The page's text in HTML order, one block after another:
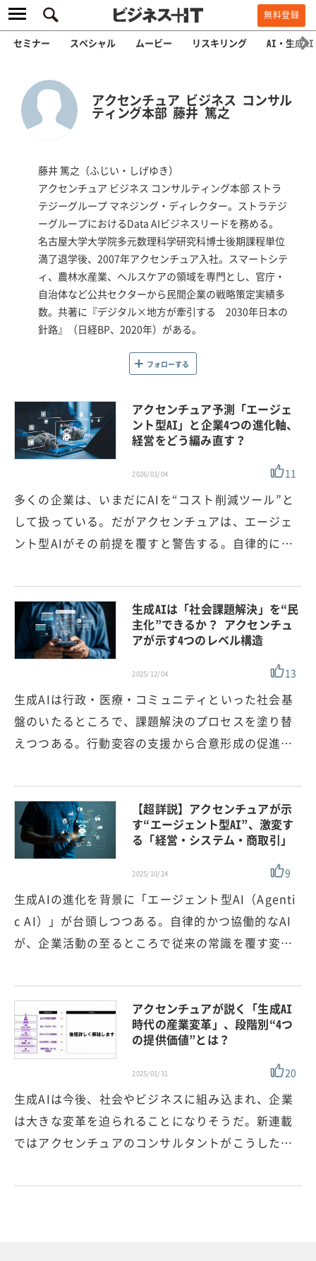
無料登録
セミナー スペシャル ムービー リスキリング AI・生成AI
アクセンチュア ビジネス コンサル
ティング本部 藤井 篤之
藤井 篤之（ふじい・しげゆき）
アクセンチュア ビジネス コンサルティング本部 ストラ
テジーグループ マネジング・ディレクター。ストラテジ
ーグループにおけるData AIビジネスリードを務める。
名古屋大学大学院多元数理科学研究科博士後期課程単位
満了退学後、2007年アクセンチュア入社。スマートシテ
ィ、農林水産業、ヘルスケアの領域を専門とし、官庁・
自治体など公共セクターから民間企業の戦略策定実績多
数。共著に『デジタル×地方が牽引する 2030年日本の
針路』（日経BP、2020年）がある。
フォローする
アクセンチュア予測「エージェ
ント型AI」と企業4つの進化軸、
経営をどう編み直す？
2026/03/04 11
多くの企業は、いまだにAIを“コスト削減ツール”と
して扱っている。だがアクセンチュアは、エージェ
ント型AIがその前提を覆すと警告する。自律的に…
生成AIは「社会課題解決」を“民
主化”できるか？ アクセンチュ
アが示す4つのレベル構造
2025/12/04 13
生成AIは行政・医療・コミュニティといった社会基
盤のいたるところで、課題解決のプロセスを塗り替
えつつある。行動変容の支援から合意形成の促進…
【超詳説】アクセンチュアが示
す“エージェント型AI”、激変す
る「経営・システム・商取引」
2025/10/24 9
生成AIの進化を背景に「エージェント型AI（Agenti
c AI）」が台頭しつつある。自律的かつ協働的なAI
が、企業活動の至るところで従来の常識を覆す変…
アクセンチュアが説く「生成AI
時代の産業変革」、段階別“4つ
の提供価値”とは？
2025/01/31 20
生成AIは今後、社会やビジネスに組み込まれ、企業
は大きな変革を迫られることになりそうだ。新連載
ではアクセンチュアのコンサルタントがこうした…